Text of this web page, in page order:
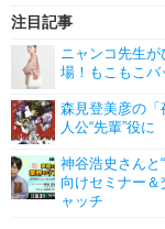
注目記事
ニャンコ先生
場！もこもこバ
森見登美彦の「
人公“先輩”役に
神谷浩史さんと
向けセミナー
ャッチ